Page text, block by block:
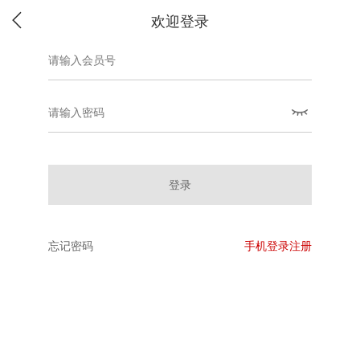
欢迎登录
登录
忘记密码 手机登录注册